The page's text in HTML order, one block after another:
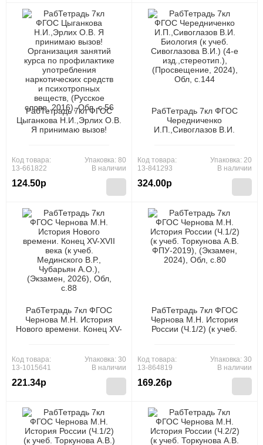
РабТетрадь 7кл ФГОС
Цыганкова Н.И.,Эрлих О.В.
Я принимаю вызов!
употребления
наркотических средств и
психотропных веществ,
(Русское слово, 2016), Обл,
Код товара:
13-661822
124.50р
Упаковка: 80
В наличии
РабТетрадь 7кл ФГОС
Чередниченко
И.П.,Сивоглазов В.И.
изд.,стереотип.),
(Просвещение, 2024), Обл,
Код товара:
13-841293
324.00р
Упаковка: 20
В наличии
РабТетрадь 7кл ФГОС
Чернова М.Н. История
Нового времени. Конец ХV-
А.О.), (Экзамен, 2026),
Код товара:
13-1015641
221.34р
Упаковка: 30
В наличии
РабТетрадь 7кл ФГОС
Чернова М.Н. История
России (Ч.1/2) (к учеб.
Код товара:
13-864819
169.26р
Упаковка: 30
В наличии